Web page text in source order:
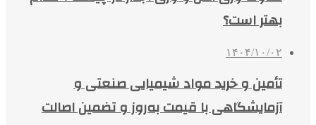
بهتر است؟
۱۴۰۴/۱۰/۰۲
تأمین و خرید مواد شیمیایی صنعتی و
آزمایشگاهی با قیمت به‌روز و تضمین اصالت